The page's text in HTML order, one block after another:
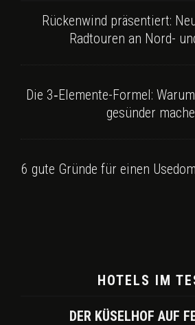
Rückenwind präsentiert:
Radtouren an Nord-
Die 3‑Elemente-Formel:
gesünder
6 gute Gründe für einen
HOTELS IM
DER KÜSELHOF AUF